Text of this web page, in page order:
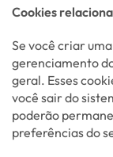
Cookies
Se você criar
gerenciamento
geral. Esses
você sair do
poderão
preferências do